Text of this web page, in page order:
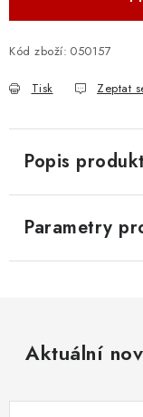
Kód zboží: 050157
Tisk Zeptat
Popis
Parametry
Aktuální